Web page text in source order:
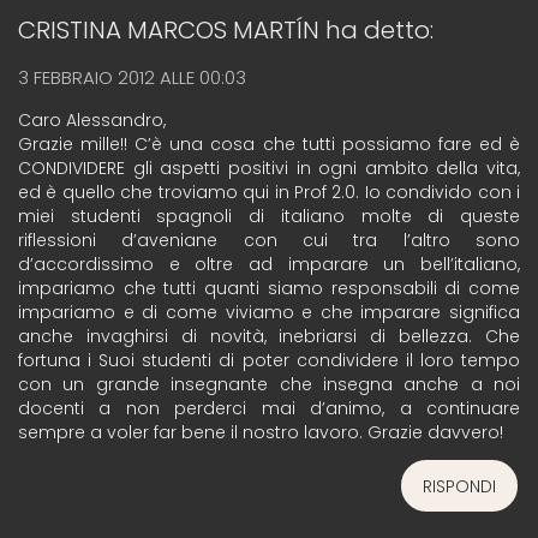
CRISTINA MARCOS MARTÍN ha detto:
3 FEBBRAIO 2012 ALLE 00:03
Caro Alessandro,
Grazie mille!! C’è una cosa che tutti possiamo fare ed è
CONDIVIDERE gli aspetti positivi in ogni ambito della vita,
ed è quello che troviamo qui in Prof 2.0. Io condivido con i
miei studenti spagnoli di italiano molte di queste
riflessioni d’aveniane con cui tra l’altro sono
d’accordissimo e oltre ad imparare un bell’italiano,
impariamo che tutti quanti siamo responsabili di come
impariamo e di come viviamo e che imparare significa
anche invaghirsi di novità, inebriarsi di bellezza. Che
fortuna i Suoi studenti di poter condividere il loro tempo
con un grande insegnante che insegna anche a noi
docenti a non perderci mai d’animo, a continuare
sempre a voler far bene il nostro lavoro. Grazie davvero!
RISPONDI